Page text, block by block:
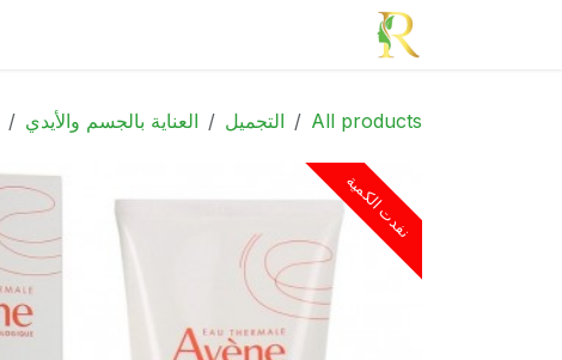
تخطي للذهاب إلى المحتوى
All products التجميل العناية بالجسم والأيدي
نفدت الكمية